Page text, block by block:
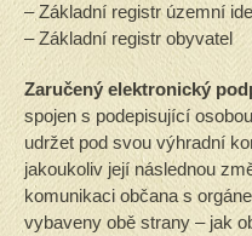
– Základní registr územní
– Základní registr obyvatel
Zaručený elektronický
spojen s podepisující
udržet pod svou výhradní
jakoukoliv její následnou
komunikaci občana s
vybaveny obě strany – jak